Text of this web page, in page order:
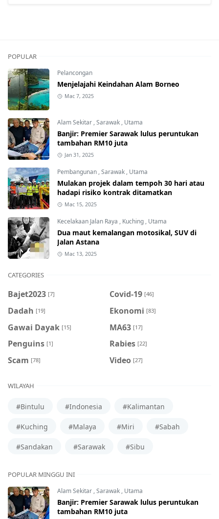
POPULAR
Pelancongan
Menjelajahi Keindahan Alam Borneo
Mac 7, 2025
Alam Sekitar ,Sarawak , Utama
Banjir: Premier Sarawak lulus peruntukan
tambahan RM10 juta
Jan 31, 2025
Pembangunan ,Sarawak , Utama
Mulakan projek dalam tempoh 30 hari atau
hadapi risiko kontrak ditamatkan
Mac 15, 2025
Kecelakaan Jalan Raya , Kuching , Utama
Dua maut kemalangan motosikal, SUV di
Jalan Astana
Mac 13, 2025
CATEGORIES
Bajet2023 [7] Covid-19 [46]
Dadah [19] Ekonomi [83]
Gawai Dayak [15] MA63 [17]
Penguins [1] Rabies [22]
Scam [78] Video [27]
WILAYAH
#Bintulu #Indonesia #Kalimantan
#Kuching #Malaya #Miri #Sabah
#Sandakan #Sarawak #Sibu
POPULAR MINGGU INI
Alam Sekitar ,Sarawak , Utama
Banjir: Premier Sarawak lulus peruntukan
tambahan RM10 juta